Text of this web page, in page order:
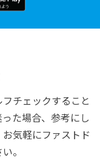
チェックすること
た場合、参考にし
気軽にファストド
。